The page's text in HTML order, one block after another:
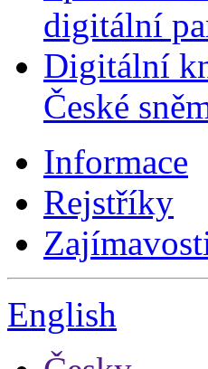
digitální
Digitální
České
Informace
Rejstříky
English